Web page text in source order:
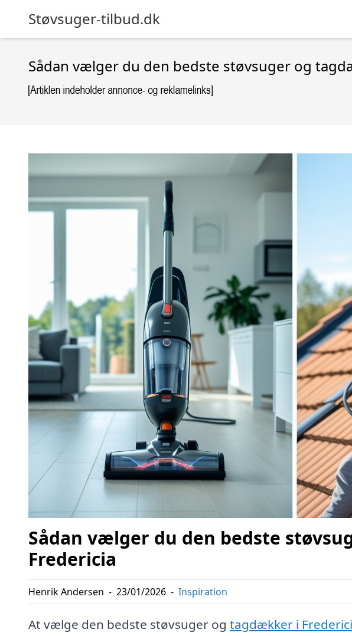
Støvsuger-tilbud.dk
Sådan vælger du den bedste støvsuger og
Sådan vælger du den bedste
Fredericia
Henrik Andersen - 23/01/2026 - Inspiration
At vælge den bedste støvsuger og tagdækker i